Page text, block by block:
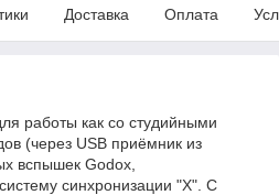
Доставка Оплата
работы как со студийными
(через USB приёмник из
вспышек Godox,
синхронизации "X". С